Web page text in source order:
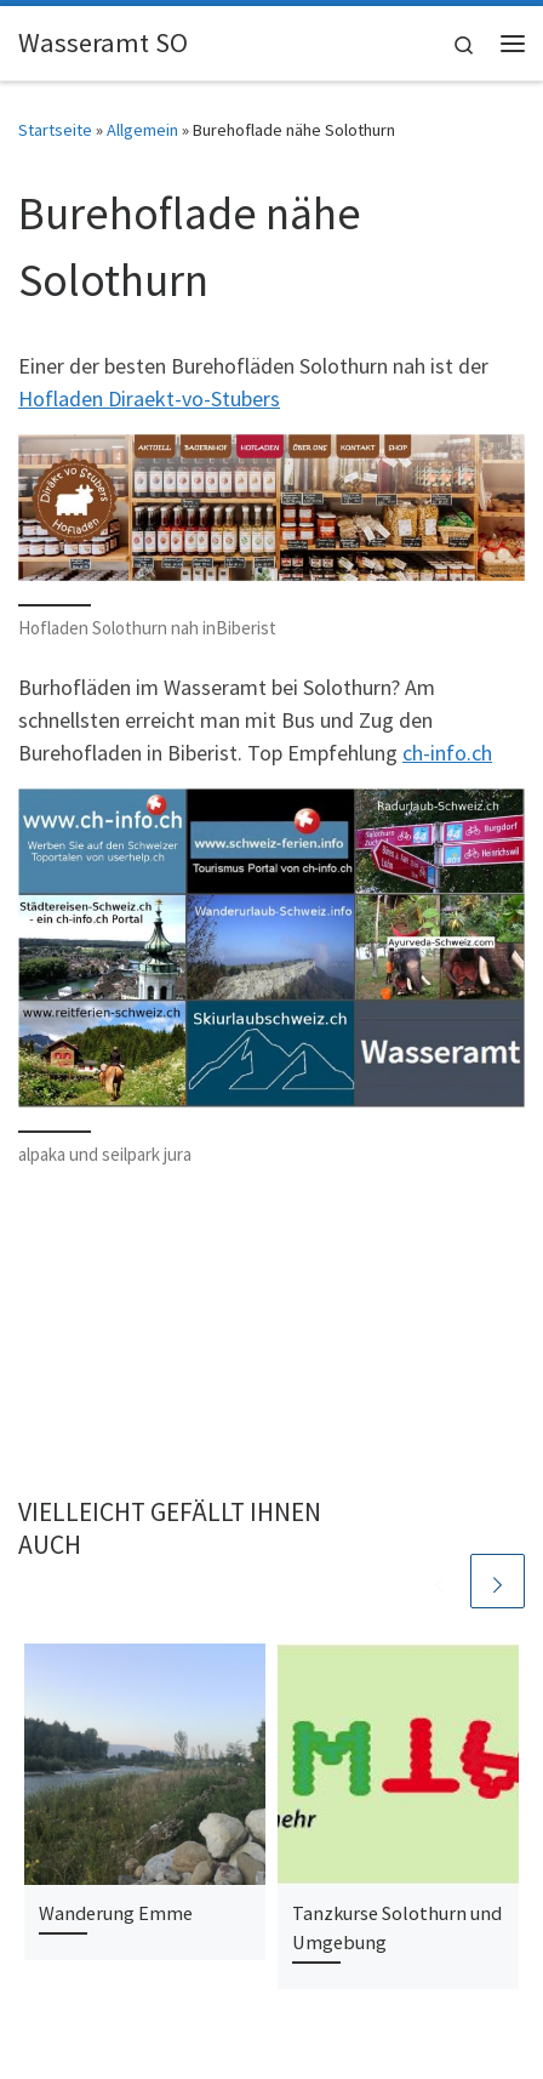
Skip to content
Wasseramt SO
Search
Startseite »Allgemein »Burehoflade nähe Solothurn
Burehoflade nähe
Solothurn
Einer der besten Burehofläden Solothurn nah ist der
Hofladen Diraekt-vo-Stubers
Hofladen Solothurn nah inBiberist
Burhofläden im Wasseramt bei Solothurn? Am
schnellsten erreicht man mit Bus und Zug den
Burehofladen in Biberist. Top Empfehlung ch-info.ch
alpaka und seilpark jura
VIELLEICHT GEFÄLLT IHNEN
AUCH
Wanderung Emme
Tanzkurse Solothurn und
Umgebung